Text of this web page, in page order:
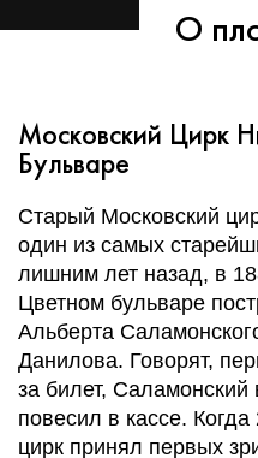
О
Московский Цирк
Бульваре
Cтарый Московский
один из самых
лишним лет назад, в
Цветном бульваре
Альберта
Данилова. Говорят,
за билет, Саламонский
повесил в кассе.
цирк принял первых